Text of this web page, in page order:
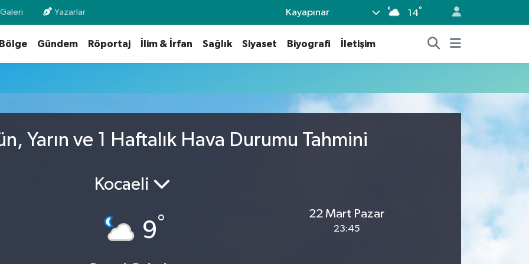
Yazarlar Kayapınar 14°
Bölge Gündem Röportaj İlim & İrfan Sağlık Siyaset Biyografi İletişim
Yarın ve 1 Haftalık Hava Durumu Tahmini
Kocaeli
9°
22 Mart Pazar
23:45